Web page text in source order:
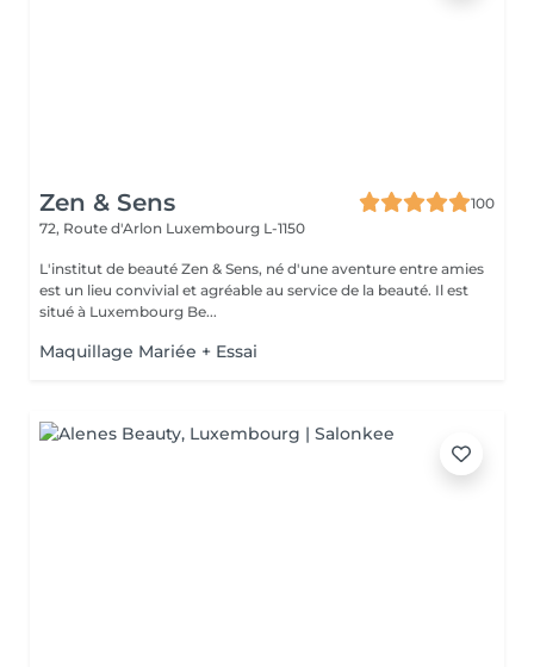
Zen & Sens
100
72, Route d'Arlon Luxembourg L-1150
L'institut de beauté Zen & Sens, né d'une aventure entre amies
est un lieu convivial et agréable au service de la beauté. Il est
situé à Luxembourg Be...
Maquillage Mariée + Essai